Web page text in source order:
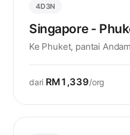
4D3N
Singapore -
Ke Phuket, pantai
dari RM1,339/org